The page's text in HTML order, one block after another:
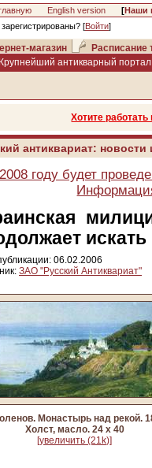
English version [Наши
[Войти]
магазин
Расписание
Крупнейший антикварный
Хотите
антиквариат:
году будет
искать
06.02.2006
ЗАО "Русский Антиквариат"
Монастырь над рекой.
Холст, масло. 24 х 40
[увеличить (21k)]